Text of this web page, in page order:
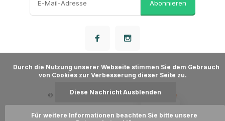
Abonnieren
Datenschutzbestimmungen
Sitemap
© Airsoft Store- Theme made byWebdinge
von Cookies zur Verbesserung dieser Seite zu.
Diese Nachricht Ausblenden
Für weitere Informationen beachten Sie bitte unsere